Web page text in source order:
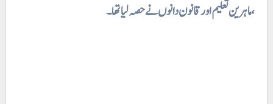
، ماہرین تعلیم اور قانون دانوں نے حصہ لیاتھا۔